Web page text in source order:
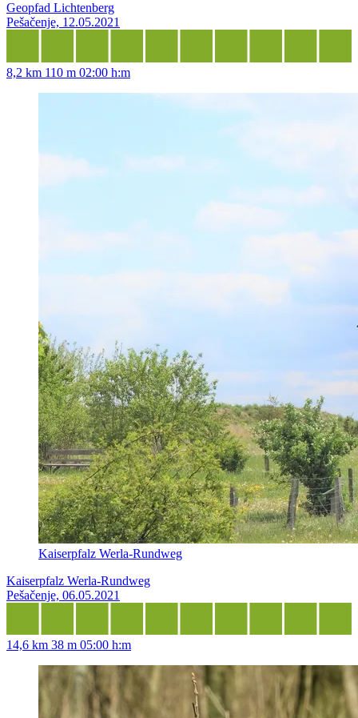
Geopfad Lichtenberg
Pešačenje, 12.05.2021
8,2 km 110 m 02:00 h:m
Kaiserpfalz Werla-Rundweg
Kaiserpfalz Werla-Rundweg
Pešačenje, 06.05.2021
14,6 km 38 m 05:00 h:m